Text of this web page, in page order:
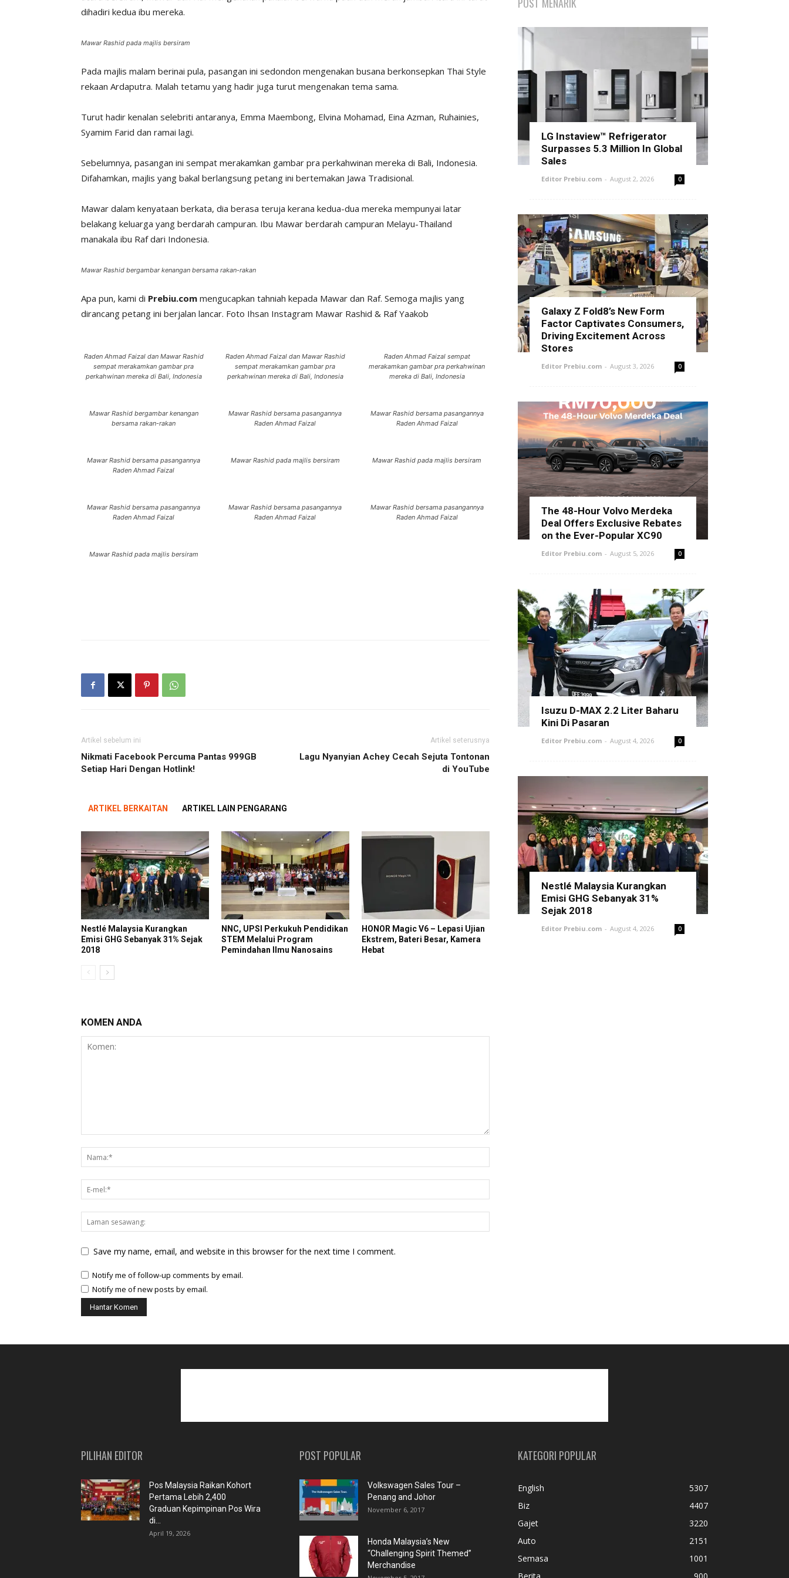
dihadiri kedua ibu mereka.
Mawar Rashid pada majlis bersiram
Pada majlis malam berinai pula, pasangan ini sedondon mengenakan busana berkonsepkan Thai Style
rekaan Ardaputra. Malah tetamu yang hadir juga turut mengenakan tema sama.
Turut hadir kenalan selebriti antaranya, Emma Maembong, Elvina Mohamad, Eina Azman, Ruhainies,
Syamim Farid dan ramai lagi.
Sebelumnya, pasangan ini sempat merakamkan gambar pra perkahwinan mereka di Bali, Indonesia.
Difahamkan, majlis yang bakal berlangsung petang ini bertemakan Jawa Tradisional.
Mawar dalam kenyataan berkata, dia berasa teruja kerana kedua-dua mereka mempunyai latar
belakang keluarga yang berdarah campuran. Ibu Mawar berdarah campuran Melayu-Thailand
manakala ibu Raf dari Indonesia.
Mawar Rashid bergambar kenangan bersama rakan-rakan
Apa pun, kami di Prebiu.com mengucapkan tahniah kepada Mawar dan Raf. Semoga majlis yang
dirancang petang ini berjalan lancar. Foto Ihsan Instagram Mawar Rashid & Raf Yaakob
Raden Ahmad Faizal dan Mawar Rashid
sempat merakamkan gambar pra
perkahwinan mereka di Bali, Indonesia
Raden Ahmad Faizal dan Mawar Rashid
sempat merakamkan gambar pra
perkahwinan mereka di Bali, Indonesia
Raden Ahmad Faizal sempat
merakamkan gambar pra perkahwinan
mereka di Bali, Indonesia
Mawar Rashid bergambar kenangan
bersama rakan-rakan
Mawar Rashid bersama pasangannya
Raden Ahmad Faizal
Mawar Rashid bersama pasangannya
Raden Ahmad Faizal
Mawar Rashid bersama pasangannya
Raden Ahmad Faizal
Mawar Rashid pada majlis bersiram Mawar Rashid pada majlis bersiram
Mawar Rashid bersama pasangannya
Raden Ahmad Faizal
Mawar Rashid bersama pasangannya
Raden Ahmad Faizal
Mawar Rashid bersama pasangannya
Raden Ahmad Faizal
Mawar Rashid pada majlis bersiram
Artikel sebelum ini
Nikmati Facebook Percuma Pantas 999GB
Setiap Hari Dengan Hotlink!
Artikel seterusnya
Lagu Nyanyian Achey Cecah Sejuta Tontonan
di YouTube
ARTIKEL BERKAITAN ARTIKEL LAIN PENGARANG
Nestlé Malaysia Kurangkan
Emisi GHG Sebanyak 31% Sejak
2018
NNC, UPSI Perkukuh Pendidikan
STEM Melalui Program
Pemindahan Ilmu Nanosains
HONOR Magic V6 – Lepasi Ujian
Ekstrem, Bateri Besar, Kamera
Hebat
KOMEN ANDA
Save my name, email, and website in this browser for the next time I comment.
Notify me of follow-up comments by email.
Notify me of new posts by email.
LG Instaview™ Refrigerator
Surpasses 5.3 Million In Global
Sales
Editor Prebiu.com - August 2, 2026 0
Galaxy Z Fold8’s New Form
Factor Captivates Consumers,
Driving Excitement Across
Stores
Editor Prebiu.com - August 3, 2026 0
The 48-Hour Volvo Merdeka
Deal Offers Exclusive Rebates
on the Ever-Popular XC90
Editor Prebiu.com - August 5, 2026 0
Isuzu D-MAX 2.2 Liter Baharu
Kini Di Pasaran
Editor Prebiu.com - August 4, 2026 0
Nestlé Malaysia Kurangkan
Emisi GHG Sebanyak 31%
Sejak 2018
Editor Prebiu.com - August 4, 2026 0
PILIHAN EDITOR
Pos Malaysia Raikan Kohort
Pertama Lebih 2,400
Graduan Kepimpinan Pos Wira
di...
April 19, 2026
POST POPULAR
Volkswagen Sales Tour –
Penang and Johor
November 6, 2017
Honda Malaysia’s New
“Challenging Spirit Themed”
Merchandise
KATEGORI POPULAR
English
5307
Biz
4407
Gajet
3220
Auto
2151
Semasa
1001